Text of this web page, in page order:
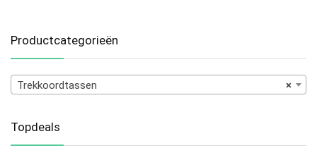
Productcategorieën
×
Trekkoordtassen
Topdeals